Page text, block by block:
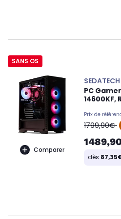
SANS OS
Comparer
SEDATECH
PC
14600KF,
Prix de
oldPrice
1799,90€
dès